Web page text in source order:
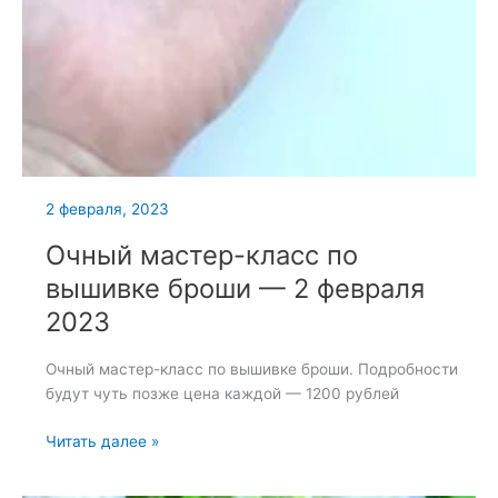
2 февраля, 2023
Очный мастер-класс по
вышивке броши — 2 февраля
2023
Очный мастер-класс по вышивке броши. Подробности
будут чуть позже цена каждой — 1200 рублей
Очный
Читать далее »